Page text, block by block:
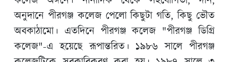
অনুদানে পীরগঞ্জ কলেজ পেলো কিছুটা গতি, কিছু ভৌত
অবকাঠামো। এতদিনে পীরগঞ্জ কলেজ "পীরগঞ্জ ডিগ্রি
কলেজ"-এ হয়েছে রূপান্তরিত। ১৯৮৬ সালে পীরগঞ্জ